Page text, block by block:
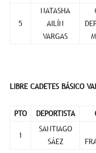
5
NATASHA
AILÍN
VARGAS
LIBRE CADETES BÁSICO
PTO DEPORTISTA
1
SANTIAGO
SÁEZ